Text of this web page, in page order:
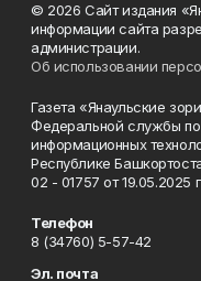
© 2026 Сайт издания
информации сайта
администрации.
Об использовании
Газета «Янаульские
Федеральной службы
информационных
Республике
02 - 01757 от 19.05.2025
Телефон
8 (34760) 5-57-42
Эл. почта